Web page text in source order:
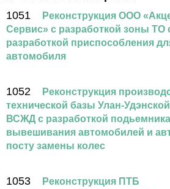
1051
Реконструкция ООО
Сервис» с разработкой зоны ТО
разработкой приспособления
автомобиля
1052
Реконструкция
технической базы Улан-
ВСЖД с разработкой
вывешивания автомобилей и
посту замены колес
1053
Реконструкция ПТБ